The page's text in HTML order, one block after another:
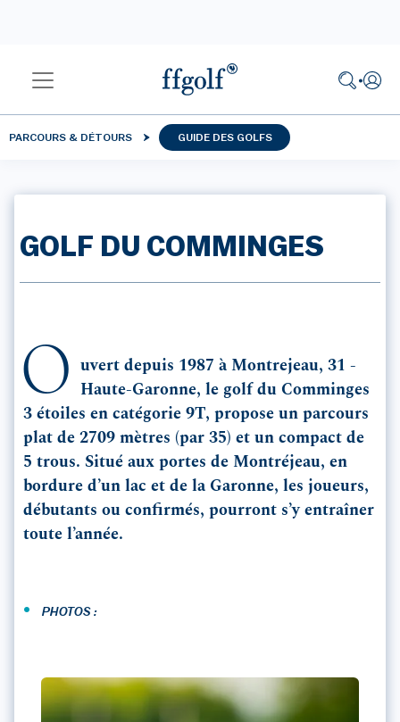
PARCOURS & DÉTOURS GUIDE DES GOLFS
GOLF DU COMMINGES
O
uvert depuis 1987 à Montrejeau, 31 -
Haute-Garonne, le golf du Comminges
3 étoiles en catégorie 9T, propose un parcours
plat de 2709 mètres (par 35) et un compact de
5 trous. Situé aux portes de Montréjeau, en
bordure d’un lac et de la Garonne, les joueurs,
débutants ou confirmés, pourront s’y entraîner
toute l’année.
• PHOTOS :